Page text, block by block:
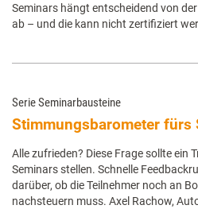
Seminars hängt entscheidend von
ab – und die kann nicht zertifiziert
Serie Seminarbausteine
Stimmungsbarometer fürs
Alle zufrieden? Diese Frage sollte ein
Seminars stellen. Schnelle
darüber, ob die Teilnehmer noch an
nachsteuern muss. Axel Rachow,